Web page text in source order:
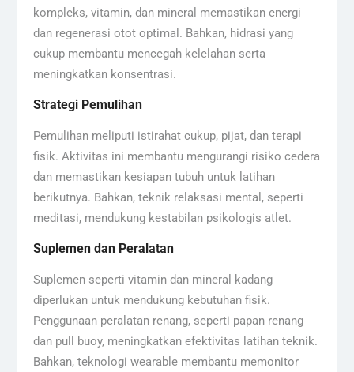
kompleks, vitamin, dan mineral memastikan energi
dan regenerasi otot optimal. Bahkan, hidrasi yang
cukup membantu mencegah kelelahan serta
meningkatkan konsentrasi.
Strategi Pemulihan
Pemulihan meliputi istirahat cukup, pijat, dan terapi
fisik. Aktivitas ini membantu mengurangi risiko cedera
dan memastikan kesiapan tubuh untuk latihan
berikutnya. Bahkan, teknik relaksasi mental, seperti
meditasi, mendukung kestabilan psikologis atlet.
Suplemen dan Peralatan
Suplemen seperti vitamin dan mineral kadang
diperlukan untuk mendukung kebutuhan fisik.
Penggunaan peralatan renang, seperti papan renang
dan pull buoy, meningkatkan efektivitas latihan teknik.
Bahkan, teknologi wearable membantu memonitor